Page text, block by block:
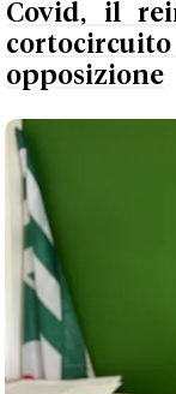
Covid, il
opposizione